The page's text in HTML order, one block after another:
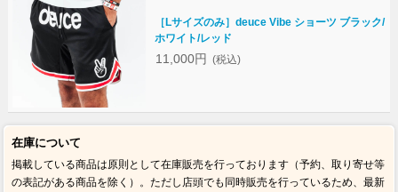
［Lサイズのみ］deuce Vibe ショーツ ブラック/
ホワイト/レッド
11,000円 (税込)
在庫について
掲載している商品は原則として在庫販売を行っております（予約、取り寄せ等
の表記がある商品を除く）。ただし店頭でも同時販売を行っているため、最新